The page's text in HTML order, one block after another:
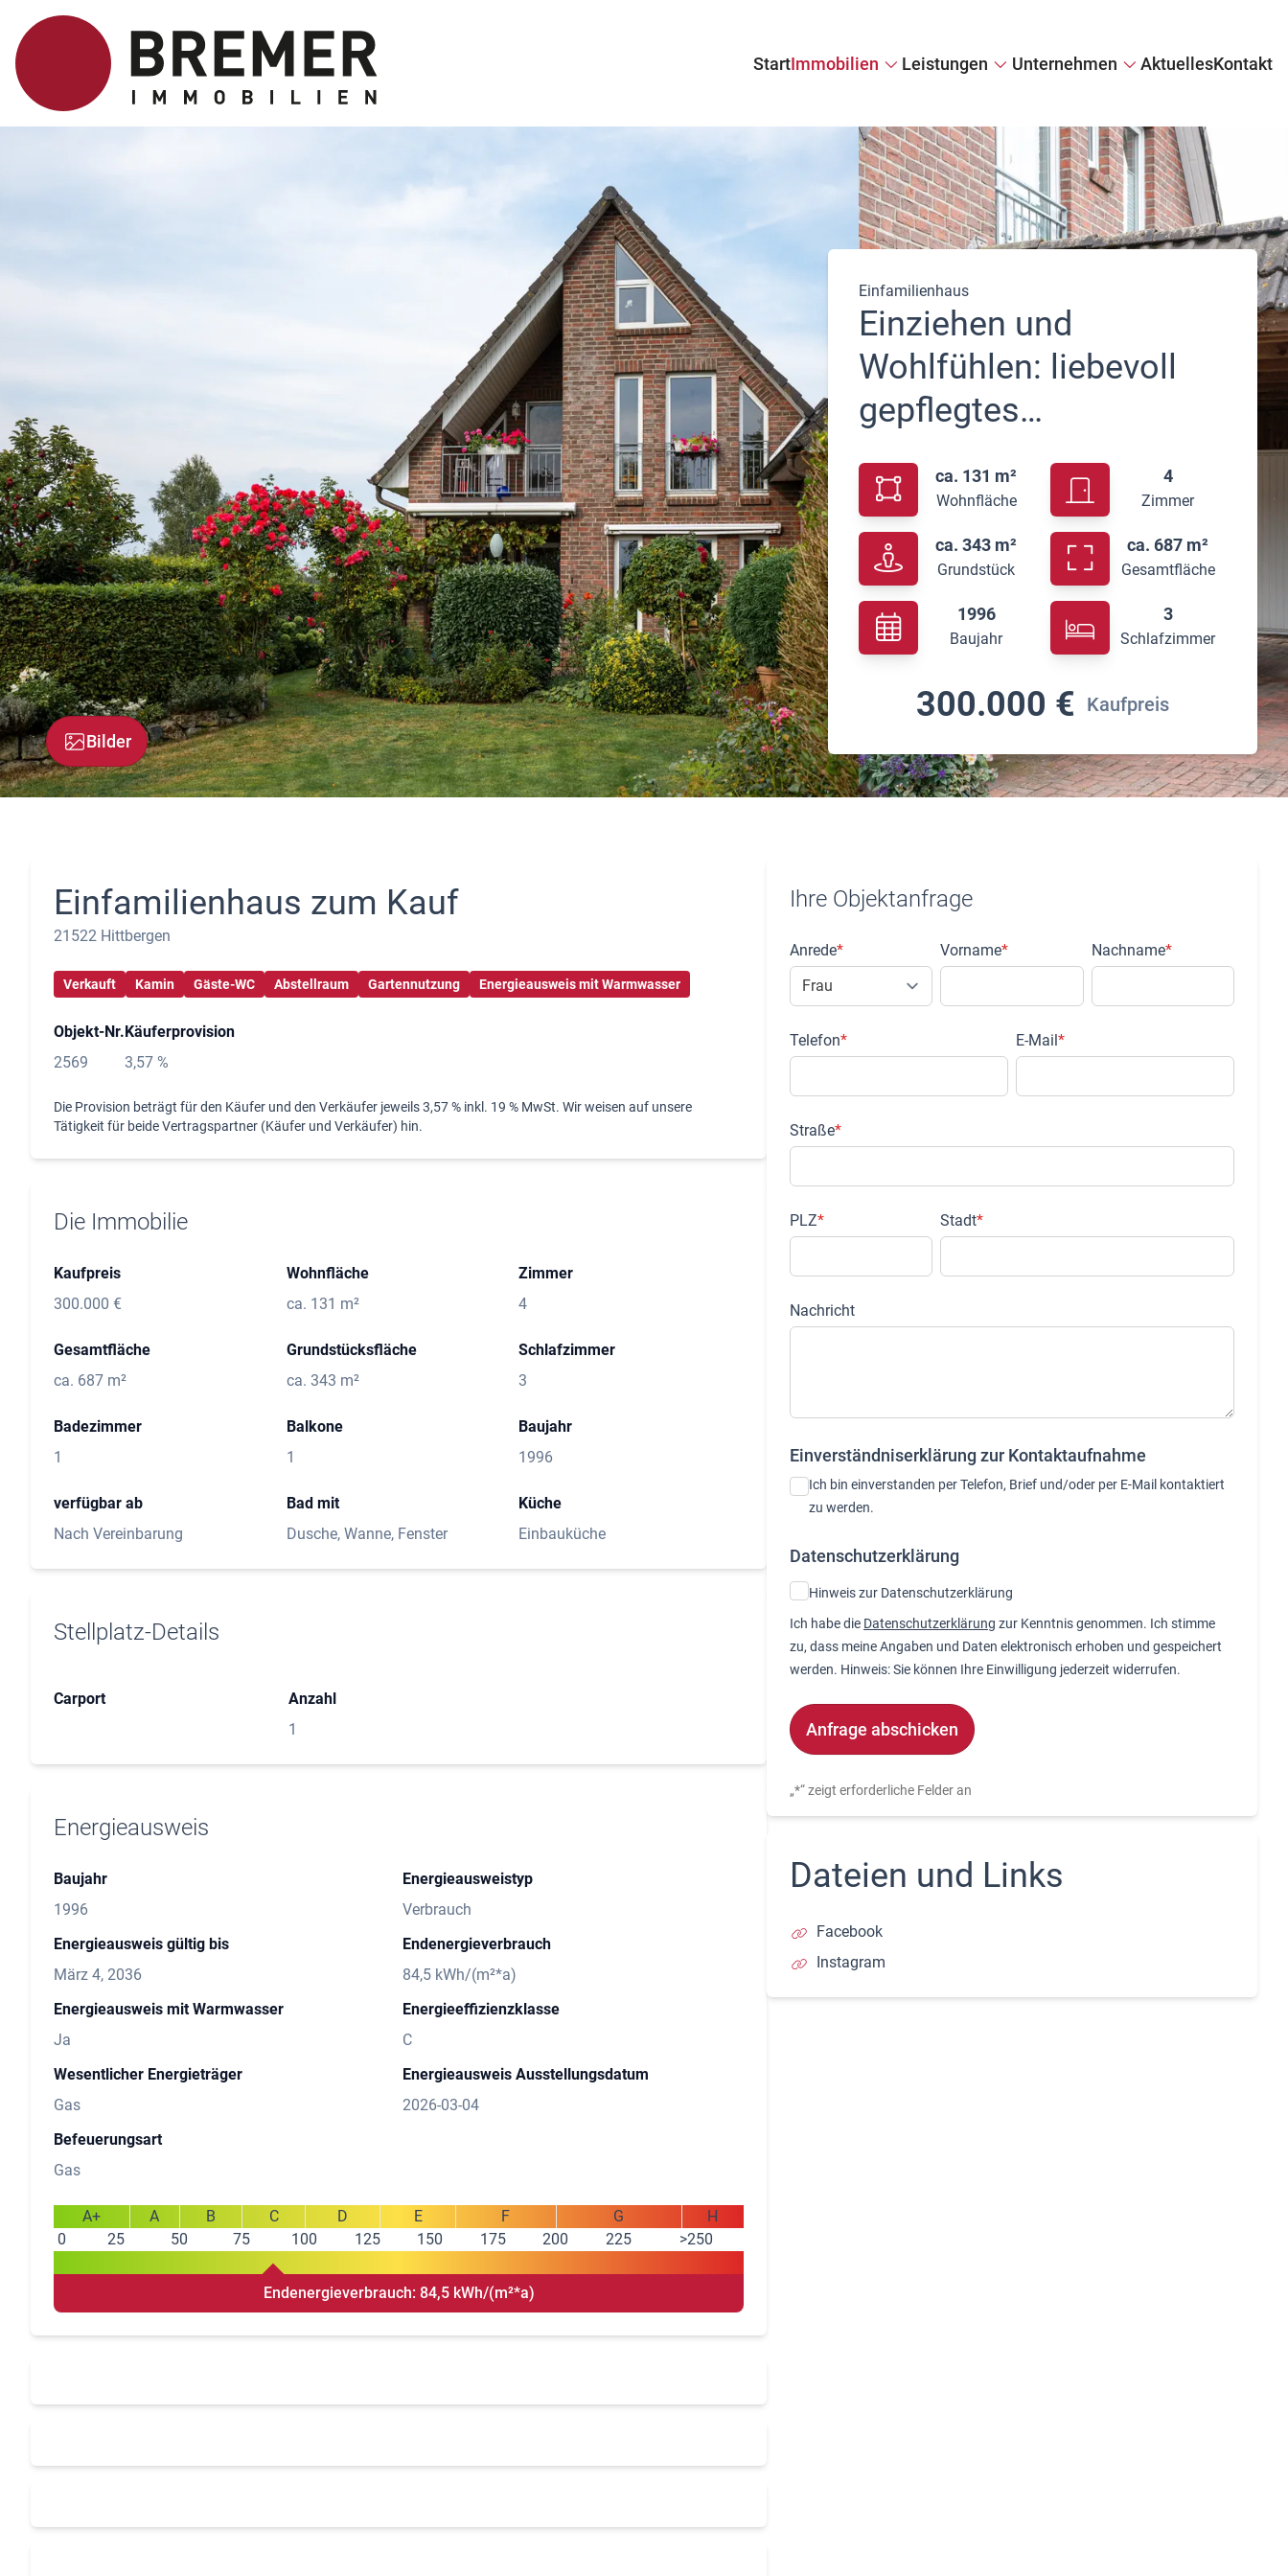
StartImmobilien
Suchprofil
Leistungen
Wertermittlung
Tippgeber
Unternehmen
Kundenstimmen
AktuellesKontakt
Bilder
Einfamilienhaus
Einziehen und
Wohlfühlen: liebevoll
gepflegtes
Einfamilienhaus in
ländlicher Lage
ca. 131 m²
Wohnfläche
4
Zimmer
ca. 343 m²
Grundstück
ca. 687 m²
Gesamtfläche
1996
Baujahr
3
Schlafzimmer
300.000 € Kaufpreis
Einfamilienhaus zum Kauf
21522 Hittbergen
Verkauft Kamin Gäste-WC Abstellraum Gartennutzung Energieausweis mit Warmwasser
Objekt-Nr.
2569
Käuferprovision
3,57 %
Die Provision beträgt für den Käufer und den Verkäufer jeweils 3,57 % inkl. 19 % MwSt. Wir weisen auf unsere
Tätigkeit für beide Vertragspartner (Käufer und Verkäufer) hin.
Die Immobilie
Kaufpreis
300.000 €
Wohnfläche
ca. 131 m²
Zimmer
4
Gesamtfläche
ca. 687 m²
Grundstücksfläche
ca. 343 m²
Schlafzimmer
3
Badezimmer
1
Balkone
1
Baujahr
1996
verfügbar ab
Nach Vereinbarung
Bad mit
Dusche, Wanne, Fenster
Küche
Einbauküche
Stellplatz-Details
Carport
Anzahl
1
Energieausweis
Baujahr
1996
Energieausweistyp
Verbrauch
Energieausweis gültig bis
März 4, 2036
Endenergieverbrauch
84,5 kWh/(m²*a)
Energieausweis mit Warmwasser
Ja
Energieeffizienzklasse
C
Wesentlicher Energieträger
Gas
Energieausweis Ausstellungsdatum
2026-03-04
Befeuerungsart
Gas
A+ A B C D E F G
H
0
25 50 75 100 125 150 175 200 225 >250
Endenergieverbrauch: 84,5 kWh/(m²*a)
Ihre Objektanfrage
„*“ zeigt erforderliche Felder an
Anrede* Vorname* Nachname*
Telefon* E-Mail*
Straße*
PLZ* Stadt*
Nachricht
Einverständniserklärung zur Kontaktaufnahme
Ich bin einverstanden per Telefon, Brief und/oder per E-Mail kontaktiert
zu werden.
Datenschutzerklärung
Hinweis zur Datenschutzerklärung
Ich habe die Datenschutzerklärung zur Kenntnis genommen. Ich stimme
zu, dass meine Angaben und Daten elektronisch erhoben und gespeichert
werden. Hinweis: Sie können Ihre Einwilligung jederzeit widerrufen.
Dateien und Links
Facebook
Instagram